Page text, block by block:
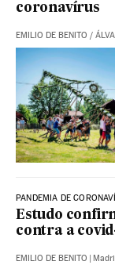
coronavírus
EMILIO DE BENITO /
PANDEMIA DE
Estudo
contra a
EMILIO DE BENITO | Madri